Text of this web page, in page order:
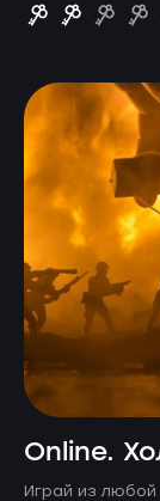
Online.
Играй из любой